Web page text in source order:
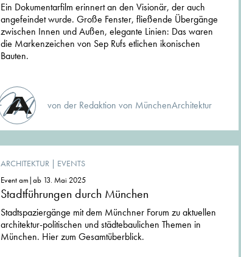
Ein Dokumentarfilm erinnert an den Visionär, der auch
angefeindet wurde. Große Fenster, fließende Übergänge
zwischen Innen und Außen, elegante Linien: Das waren
die Markenzeichen von Sep Rufs etlichen ikonischen
Bauten.
von der Redaktion von MünchenArchitektur
ARCHITEKTUR | EVENTS
Event am|ab 13. Mai 2025
Stadtführungen durch München
Stadtspaziergänge mit dem Münchner Forum zu aktuellen
architektur-politischen und städtebaulichen Themen in
München. Hier zum Gesamtüberblick.